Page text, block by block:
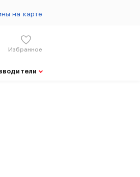
на карте
Избранное